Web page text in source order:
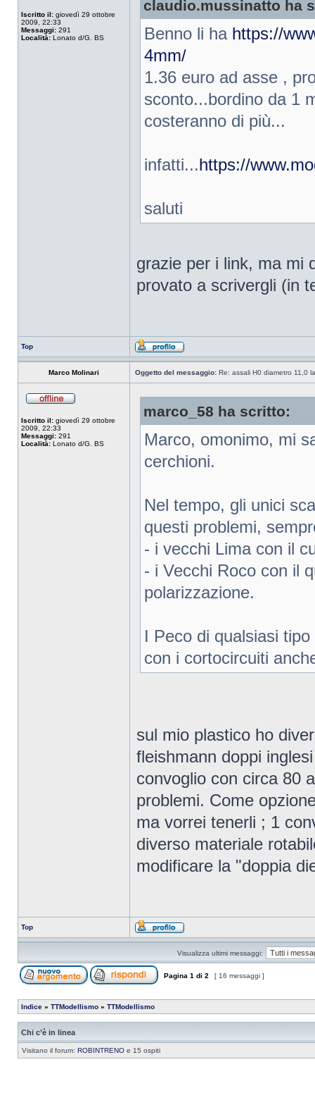
Iscritto il: giovedì 29 ottobre
2009, 22:33
Messaggi: 291
Località: Lonato d/G. BS
claudio.mussinatto ha
Benno li ha https://
4mm/
1.36 euro ad asse ,
sconto...bordino da 1
costeranno di più...
infatti...https://
saluti
grazie per i link, ma mi
provato a scrivergli (in
Top
Marco Molinari Oggetto del messaggio: Re: assali H0 diametro 11,0
Iscritto il: giovedì 29 ottobre
2009, 22:33
Messaggi: 291
Località: Lonato d/G. BS
marco_58 ha scritto:
Marco, omonimo, mi
cerchioni.
Nel tempo, gli unici
questi problemi,
- i vecchi Lima con il
- i Vecchi Roco con il
polarizzazione.
I Peco di qualsiasi
con i cortocircuiti
sul mio plastico ho
fleishmann doppi
convoglio con circa 80
problemi. Come
ma vorrei tenerli ; 1
diverso materiale
modificare la "doppia
Top
Visualizza ultimi messaggi:
Pagina 1 di 2 [ 16 messaggi ]
Indice » TTModellismo » TTModellismo
Chi c’è in linea
Visitano il forum: ROBINTRENO e 15 ospiti